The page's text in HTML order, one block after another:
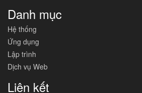
Danh mục
Hệ thống
Ứng dụng
Lập trình
Dịch vụ Web
Liên kết